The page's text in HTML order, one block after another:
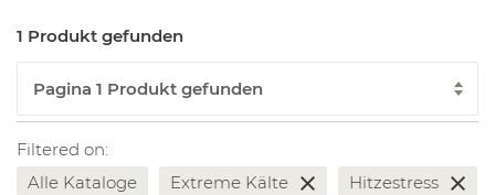
1 Produkt gefunden
Filtered on:
Alle Kataloge
Extreme Kälte Hitzestress